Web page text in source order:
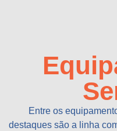
Entre os
destaques são a linha